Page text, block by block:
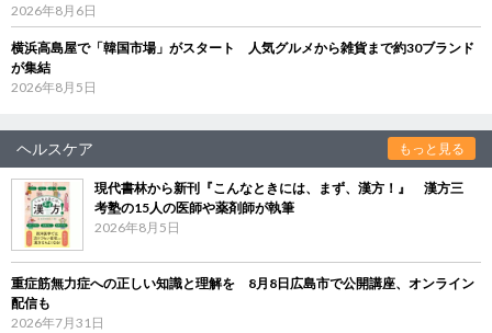
2026年8月6日
横浜高島屋で「韓国市場」がスタート 人気グルメから雑貨まで約30ブランド
が集結
2026年8月5日
ヘルスケア もっと見る
現代書林から新刊『こんなときには、まず、漢方！』 漢方三
考塾の15人の医師や薬剤師が執筆
2026年8月5日
重症筋無力症への正しい知識と理解を 8月8日広島市で公開講座、オンライン
配信も
2026年7月31日